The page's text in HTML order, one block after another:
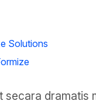
Solutions
secara dramatis